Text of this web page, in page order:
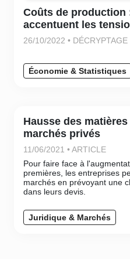
Coûts de production
accentuent les
26/10/2022 • DÉCRYPTAGE
Économie & Statistiques
Hausse des
marchés privés
11/06/2021 • ARTICLE
Pour faire face à
premières, les entreprises
marchés en prévoyant une
dans leurs devis.
Juridique & Marchés